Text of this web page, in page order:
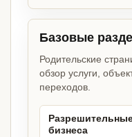
Базовые
Родительские
обзор услуги,
переходов.
бизнеса